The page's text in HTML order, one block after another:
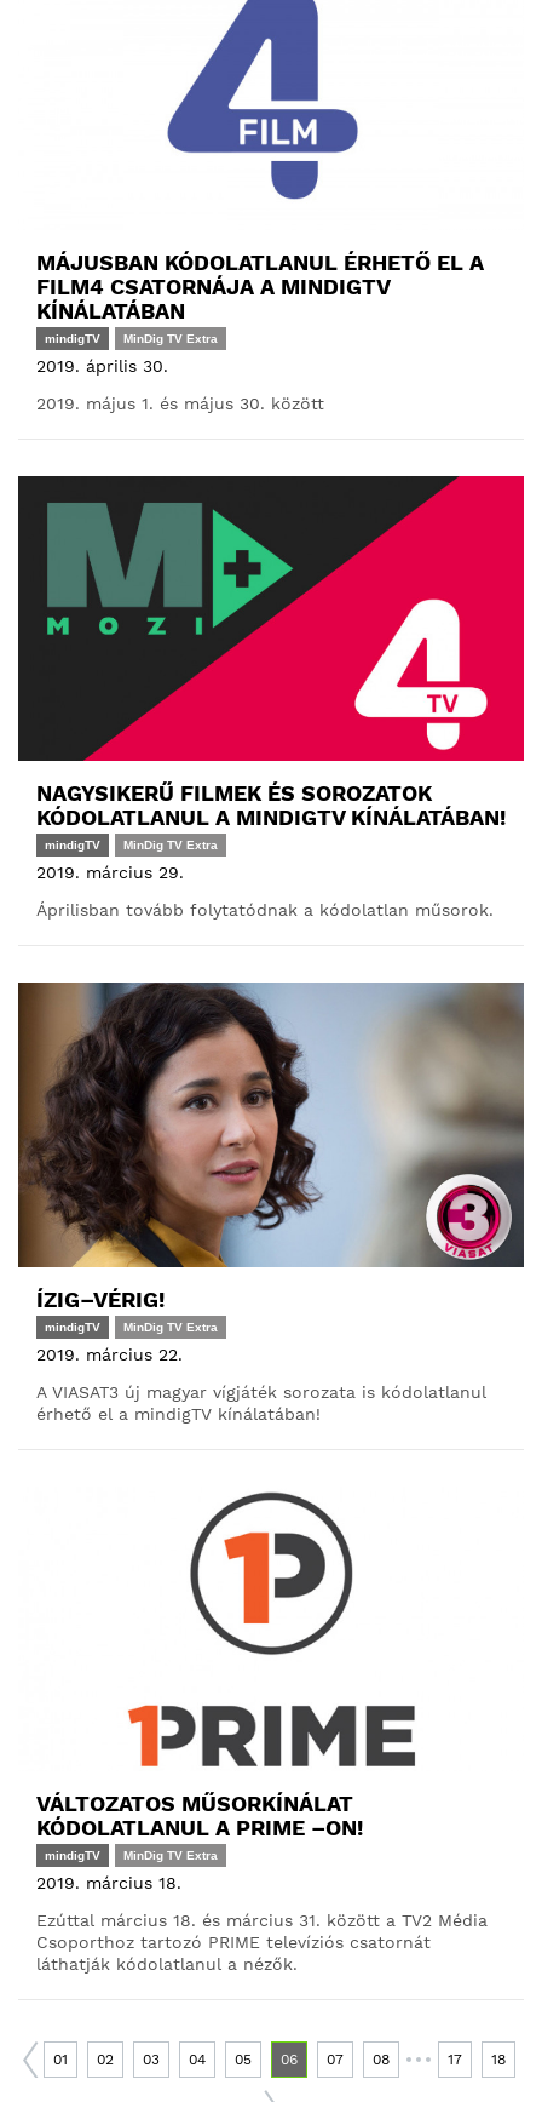
MÁJUSBAN KÓDOLATLANUL ÉRHETŐ EL A
FILM4 CSATORNÁJA A MINDIGTV
KÍNÁLATÁBAN
mindigTV MinDig TV Extra
2019. április 30.
2019. május 1. és május 30. között
NAGYSIKERŰ FILMEK ÉS SOROZATOK
KÓDOLATLANUL A MINDIGTV KÍNÁLATÁBAN!
mindigTV MinDig TV Extra
2019. március 29.
Áprilisban tovább folytatódnak a kódolatlan műsorok.
ÍZIG–VÉRIG!
mindigTV MinDig TV Extra
2019. március 22.
A VIASAT3 új magyar vígjáték sorozata is kódolatlanul
érhető el a mindigTV kínálatában!
VÁLTOZATOS MŰSORKÍNÁLAT
KÓDOLATLANUL A PRIME –ON!
mindigTV MinDig TV Extra
2019. március 18.
Ezúttal március 18. és március 31. között a TV2 Média
Csoporthoz tartozó PRIME televíziós csatornát
láthatják kódolatlanul a nézők.
01 02 03 04 05 06 07 08 17 18